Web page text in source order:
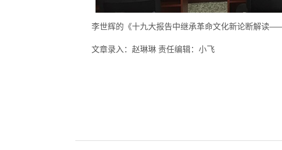
李世辉的《十九大报告中继承革命文化新论断解读
文章录入：赵琳琳 责任编辑：小飞